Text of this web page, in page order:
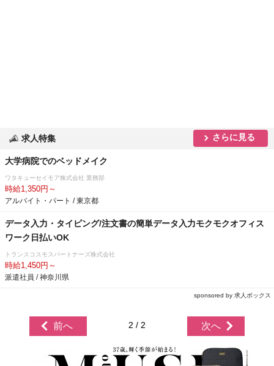
求人特集 さらに見る
大学病院でのベッドメイク
ワタキューセイモア株式会社 業務部
時給1,350円～
アルバイト・パート / 東京都
データ入力・タイピング/注文書の簡単データ入力モクモクオフィス
ワーク日払いOK
トランスコスモスパートナーズ株式会社
時給1,450円～
派遣社員 / 神奈川県
sponsored by 求人ボックス
前へ 2 / 2 次へ